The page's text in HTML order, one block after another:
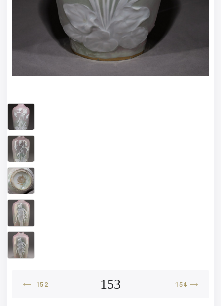
152 153 154